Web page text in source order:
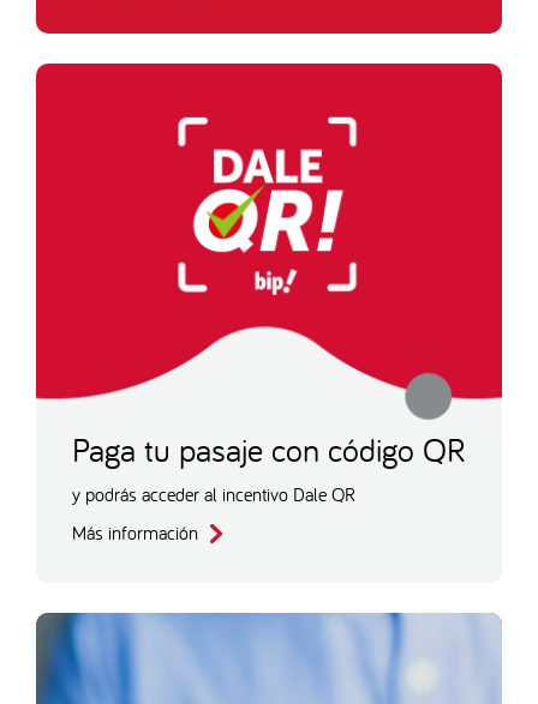
Paga tu pasaje con código QR
y podrás acceder al incentivo Dale QR
Más información